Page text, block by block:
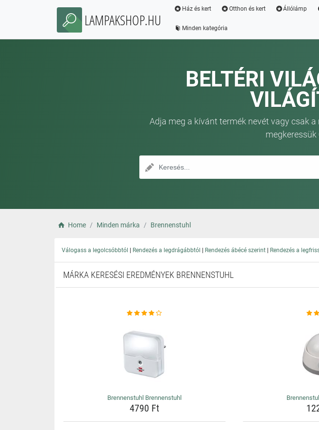
LAMPAKSHOP.HU
Ház és kert Otthon és kert Állólámp
Minden kategória
BELTÉRI
Adja meg a kívánt termék nevét vagy csak
megkeressük
Home Minden márka Brennenstuhl
Válogass a legolcsóbbtól | Rendezés a legdrágábbtól | Rendezés ábécé szerint | Rendezés a
MÁRKA KERESÉSI EREDMÉNYEK BRENNENSTUHL
Brennenstuhl Brennenstuhl
4790 Ft